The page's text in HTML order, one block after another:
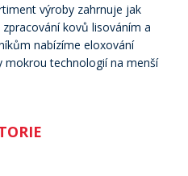
výroby zahrnuje jak
kovů lisováním a
nabízíme eloxování
mokrou technologií na menší